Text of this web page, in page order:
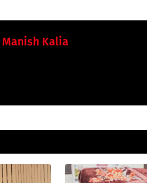
Manish Kalia